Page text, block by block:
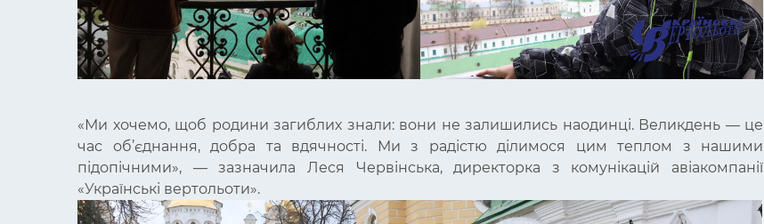
«Ми хочемо, щоб родини загиблих знали: вони не залишились наодинці. Великдень — це
час об’єднання, добра та вдячності. Ми з радістю ділимося цим теплом з нашими
підопічними», — зазначила Леся Червінська, директорка з комунікацій авіакомпанії
«Українські вертольоти».